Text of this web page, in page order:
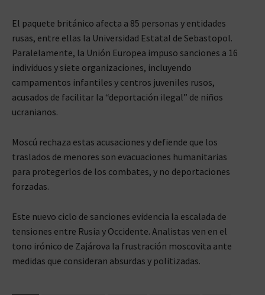
El paquete británico afecta a 85 personas y entidades
rusas, entre ellas la Universidad Estatal de Sebastopol.
Paralelamente, la Unión Europea impuso sanciones a 16
individuos y siete organizaciones, incluyendo
campamentos infantiles y centros juveniles rusos,
acusados de facilitar la “deportación ilegal” de niños
ucranianos.
Moscú rechaza estas acusaciones y defiende que los
traslados de menores son evacuaciones humanitarias
para protegerlos de los combates, y no deportaciones
forzadas.
Este nuevo ciclo de sanciones evidencia la escalada de
tensiones entre Rusia y Occidente. Analistas ven en el
tono irónico de Zajárova la frustración moscovita ante
medidas que consideran absurdas y politizadas.